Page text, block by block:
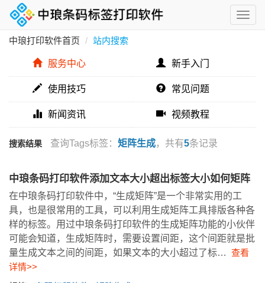
中琅打印软件首页 站内搜索
服务中心 新手入门
使用技巧 常见问题
新闻资讯 视频教程
搜索结果 查询Tags标签： 矩阵生成，共有5条记录
中琅条码打印软件添加文本大小超出标签大小如何矩阵
在中琅条码打印软件中，“生成矩阵”是一个非常实用的工
具，也是很常用的工具，可以利用生成矩阵工具排版各种各
样的标签。用过中琅条码打印软件的生成矩阵功能的小伙伴
可能会知道，生成矩阵时，需要设置间距，这个间距就是批
量生成文本之间的间距，如果文本的大小超过了标… 查看
详情>>